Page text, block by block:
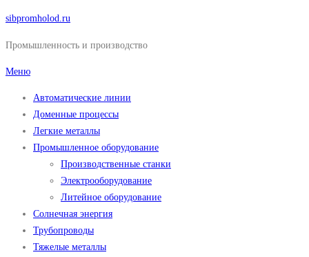
Перейти
содержимому
sibpromholod.ru
Промышленность и производство
Меню
Автоматические линии
Доменные процессы
Легкие металлы
Промышленное оборудование
Производственные станки
Электрооборудование
Литейное оборудование
Солнечная энергия
Трубопроводы
Тяжелые металлы